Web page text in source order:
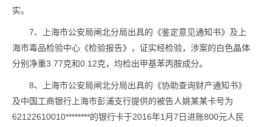
实。
7、上海市公安局闸北分局出具的《鉴定意见通知书》及上
海市毒品检验中心《检验报告》，证实经检验，涉案的白色晶体
分别净重3.77克和0.12克，均检出甲基苯丙胺成分。
8、上海市公安局闸北分局出具的《协助查询财产通知书》
及中国工商银行上海市彭浦支行提供的被告人姚某某卡号为
62122610010********的银行卡于2016年1月7日进账800元人民